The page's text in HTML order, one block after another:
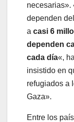
necesarias».
dependen
a casi 6
dependen
cada día«,
insistido en
refugiados a
Gaza».
Entre los